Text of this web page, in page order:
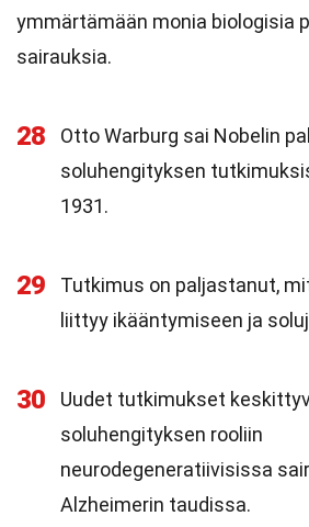
ymmärtämään monia biologisia
sairauksia.
28
Otto Warburg sai Nobelin
soluhengityksen
1931.
29
Tutkimus on paljastanut,
liittyy ikääntymiseen ja
30
Uudet tutkimukset
soluhengityksen rooliin
neurodegeneratiivisissa
Alzheimerin taudissa.